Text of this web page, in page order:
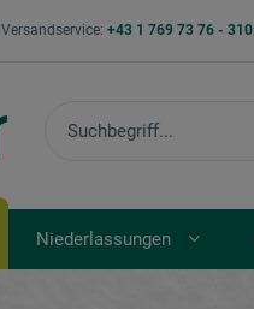
Versandservice: +43 1 769 73 76 - 310
Niederlassungen